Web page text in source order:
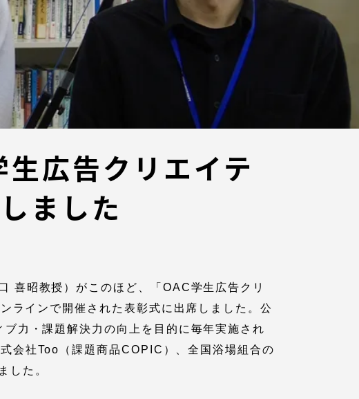
広告クリエイテ
ました
喜昭教授）がこのほど、「OAC学生広告クリ
インで開催された表彰式に出席しました。公
力・課題解決力の向上を目的に毎年実施され
会社Too（課題商品COPIC）、全国浴場組合の
した。
案内（資料
ToCoチャレ
海外研修航海
キャリア就職（学内向け情報）